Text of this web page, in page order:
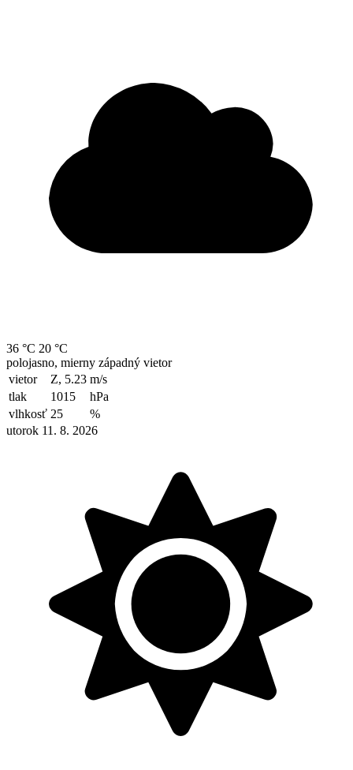
36 °C 20 °C
polojasno, mierny západný vietor
vietor
Z, 5.23 m/s
tlak
1015
hPa
vlhkosť 25
%
utorok 11. 8. 2026